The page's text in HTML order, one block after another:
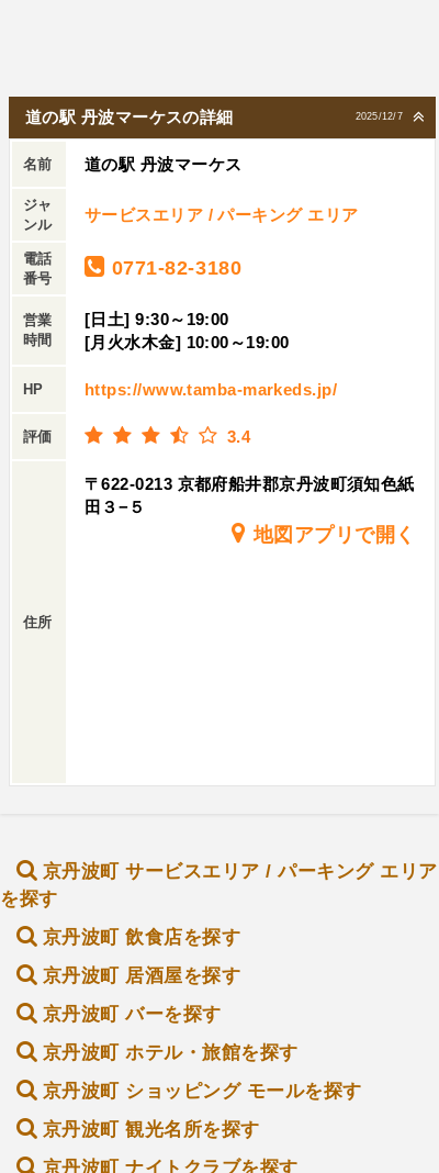
2025/12/7
道の駅 丹波マーケスの詳細
名前 道の駅 丹波マーケス
ジャ
ンル
サービスエリア / パーキング エリア
電話
番号
0771-82-3180
営業
時間
[日土] 9:30～19:00
[月火水木金] 10:00～19:00
HP https://www.tamba-markeds.jp/
評価 3.4
住所
〒622-0213 京都府船井郡京丹波町須知色紙
田３−５
地図アプリで開く
京丹波町 サービスエリア / パーキング エリア
を探す
京丹波町 飲食店を探す
京丹波町 居酒屋を探す
京丹波町 バーを探す
京丹波町 ホテル・旅館を探す
京丹波町 ショッピング モールを探す
京丹波町 観光名所を探す
京丹波町 ナイトクラブを探す